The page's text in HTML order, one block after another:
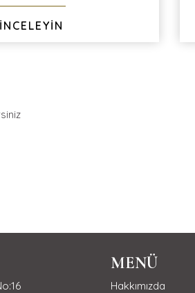
İNCELEYİN
MENÜ
Hakkımızda